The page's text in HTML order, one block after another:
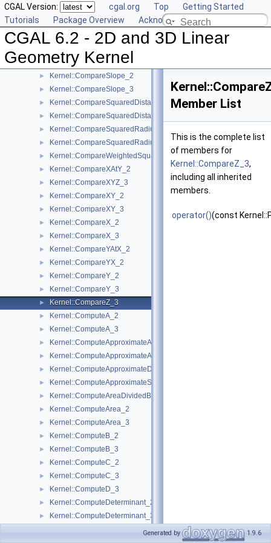
CGAL Version: cgal.org Top
Getting Started
Tutorials
Package Overview Acknowledging CGAL
CGAL 6.2 - 2D and 3D Linear
Geometry Kernel
► Kernel::CompareDistance_2
Kernel::CompareDistance_3
Kernel::ComparePowerDistance_2
Kernel::ComparePowerDistance_3
► Kernel::CompareSignedDistanceToLine_2
► Kernel::CompareSlope_2
► Kernel::CompareSlope_3
► Kernel::CompareSquaredDistance_2
► Kernel::CompareSquaredDistance_3
► Kernel::CompareSquaredRadius_2
► Kernel::CompareSquaredRadius_3
► Kernel::CompareWeightedSquaredRadius_3
► Kernel::CompareXAtY_2
► Kernel::CompareXYZ_3
► Kernel::CompareXY_2
► Kernel::CompareXY_3
► Kernel::CompareX_2
► Kernel::CompareX_3
► Kernel::CompareYAtX_2
► Kernel::CompareYX_2
► Kernel::CompareY_2
► Kernel::CompareY_3
► Kernel::CompareZ_3
► Kernel::ComputeA_2
► Kernel::ComputeA_3
► Kernel::ComputeApproximateArea_3
► Kernel::ComputeApproximateAngle_3
► Kernel::ComputeApproximateDihedralAngle_3
► Kernel::ComputeApproximateSquaredLength_3
► Kernel::ComputeAreaDividedByPi_3
► Kernel::ComputeArea_2
► Kernel::ComputeArea_3
► Kernel::ComputeB_2
► Kernel::ComputeB_3
► Kernel::ComputeC_2
► Kernel::ComputeC_3
► Kernel::ComputeD_3
► Kernel::ComputeDeterminant_2
► Kernel::ComputeDeterminant_3
Member List
This is the complete list
of members for
Kernel::CompareZ_3,
including all inherited
members.
operator()(const
Generated by 1.9.6